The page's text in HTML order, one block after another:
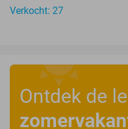
Verkocht: 27
Ontdek de